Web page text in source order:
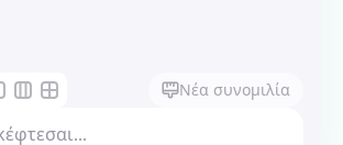
Νέα συνομιλία